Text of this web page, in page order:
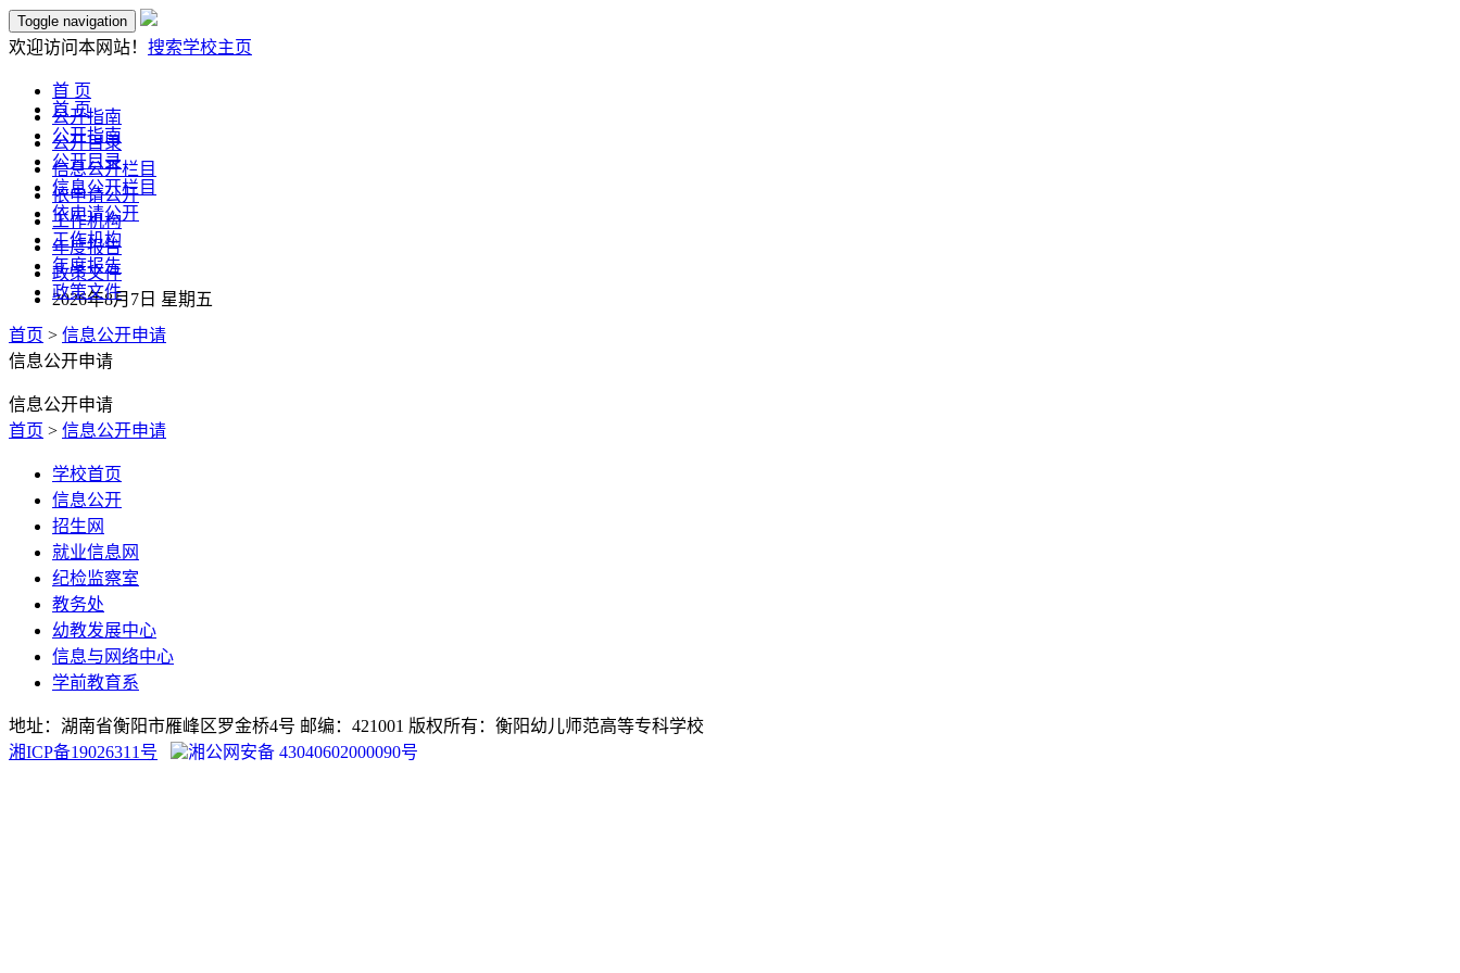
Toggle navigation
欢迎访问本网站！ 搜索学校主页
首 页
公开指南
公开目录
信息公开栏目
依申请公开
工作机构
年度报告
政策文件
2026年8月7日 星期五
首 页
公开指南
公开目录
信息公开栏目
依申请公开
工作机构
年度报告
政策文件
首页 > 信息公开申请
信息公开申请
信息公开申请
首页 > 信息公开申请
学校首页
信息公开
招生网
就业信息网
纪检监察室
教务处
幼教发展中心
信息与网络中心
学前教育系
地址：湖南省衡阳市雁峰区罗金桥4号 邮编：421001 版权所有：衡阳幼儿师范高等专科学校
湘ICP备19026311号
湘公网安备 43040602000090号